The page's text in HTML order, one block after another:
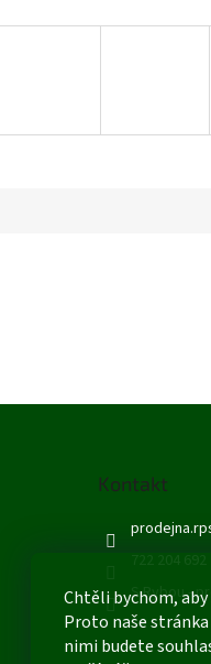
Chtěli bychom, aby
Proto naše stránka
nimi budete
Kontakt
S Rybou -